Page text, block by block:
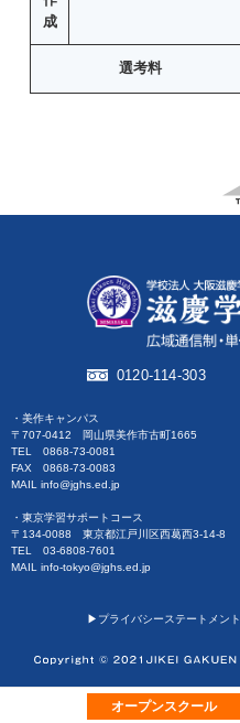
オープンスクール
成
選考料
0120-114-303
・美作キャンパス
〒707-0412 岡山県美作市古町1665
TEL 0868-73-0081
FAX 0868-73-0083
MAIL info@jghs.ed.jp
・東京学習サポートコース
〒134-0088 東京都江戸川区西葛西3-14-8
TEL 03-6808-7601
MAIL info-tokyo@jghs.ed.jp
▶︎プライバシーステートメント